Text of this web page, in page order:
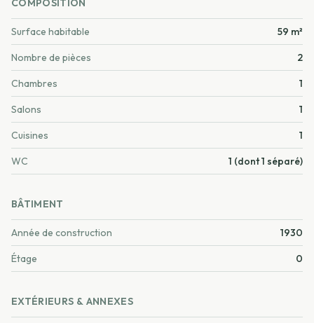
COMPOSITION
Surface habitable 59 m²
Nombre de pièces 2
Chambres 1
Salons 1
Cuisines 1
WC 1 (dont 1 séparé)
BÂTIMENT
Année de construction 1930
Étage 0
EXTÉRIEURS & ANNEXES